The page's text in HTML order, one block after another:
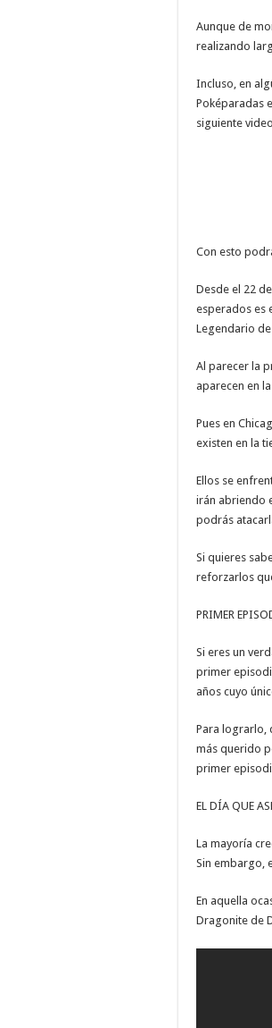
Aunque de
realizando
Incluso, en
Poképaradas
siguiente
Con esto
Desde el 22
esperados es
Legendario
Al parecer la
aparecen en
Pues en
existen en la
Ellos se
irán abriendo
podrás
Si quieres
reforzarlos
PRIMER
Si eres un
primer
años cuyo
Para lograrlo,
más querido
primer
EL DÍA QUE
La mayoría
Sin embargo,
En aquella
Dragonite de